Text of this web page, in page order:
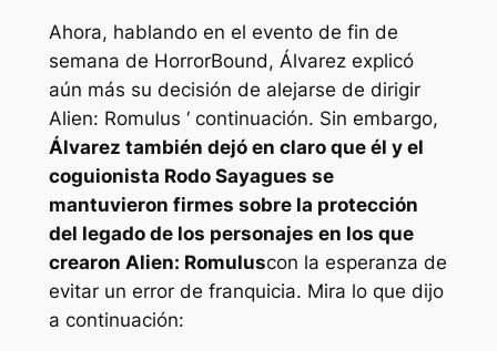
Ahora, hablando en el evento de fin de
semana de HorrorBound, Álvarez explicó
aún más su decisión de alejarse de dirigir
Alien: Romulus ‘ continuación. Sin embargo,
Álvarez también dejó en claro que él y el
coguionista Rodo Sayagues se
mantuvieron firmes sobre la protección
del legado de los personajes en los que
crearon Alien: Romuluscon la esperanza de
evitar un error de franquicia. Mira lo que dijo
a continuación: